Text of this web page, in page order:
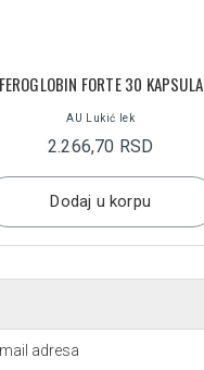
AU Lukić lek
FEROGLOBIN FORTE 30 KAPSULA
2.266,70 RSD
Dodaj u korpu